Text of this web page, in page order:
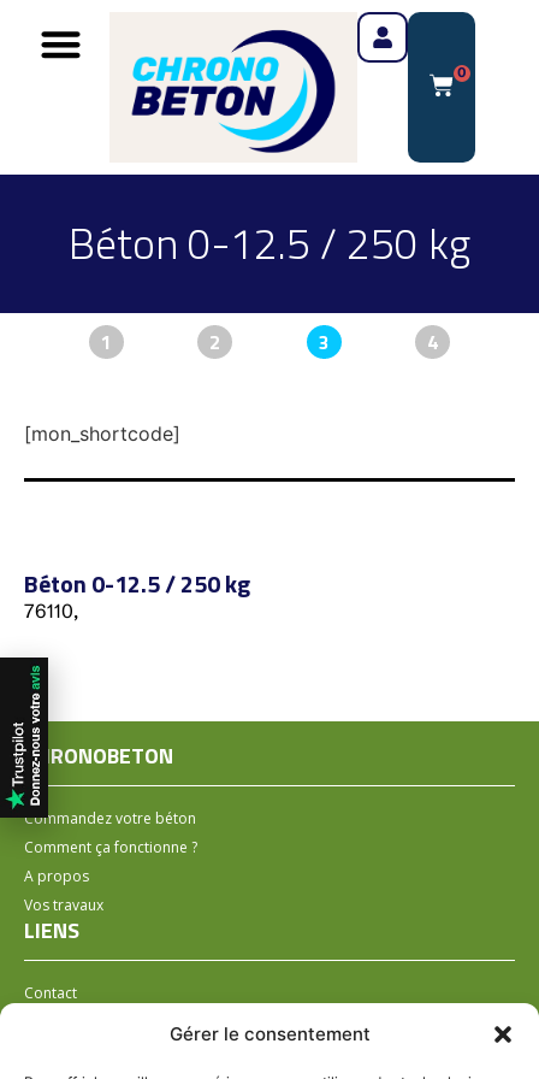
Gérer le consentement
0
Béton 0-12.5 / 250 kg
1 2 3 4
[mon_shortcode]
Béton 0-12.5 / 250 kg
76110,
CHRONOBETON
Commandez votre béton
Comment ça fonctionne ?
A propos
Vos travaux
LIENS
Contact